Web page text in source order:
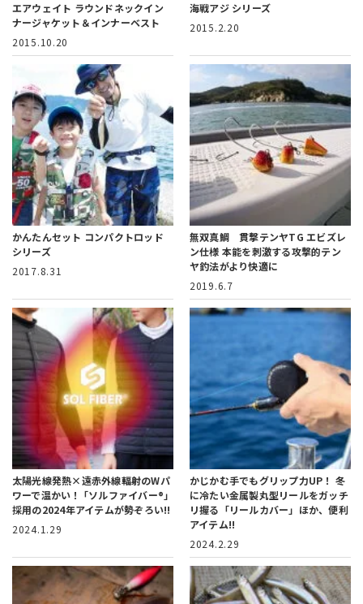
エアウェイト ラウンドネックイン
ナージャケット＆インナーベスト
2015.10.20
海戦アジ シリーズ
2015.2.20
かんたんセット コンパクトロッド
シリーズ
2017.8.31
無双真鯛 貫撃テンヤTG エビズレ
ン仕様 本能を刺激する攻撃的テン
ヤ釣法がより快適に
2019.6.7
太陽光線発熱×遠赤外線輻射のWパ
ワーで温かい！ ｢ソルファイバー®｣
採用の2024年アイテムが勢ぞろい!!
2024.1.29
かじかむ手でもグリップ力UP！ 冬
に冷たい金属製丸型リールをガッチ
リ握る「リールカバー」ほか、便利
アイテム!!
2024.2.29